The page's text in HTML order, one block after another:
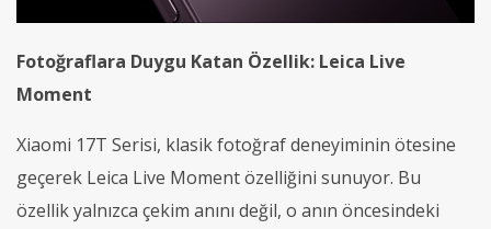
Fotoğraflara Duygu Katan Özellik: Leica Live
Moment
Xiaomi 17T Serisi, klasik fotoğraf deneyiminin ötesine
geçerek Leica Live Moment özelliğini sunuyor. Bu
özellik yalnızca çekim anını değil, o anın öncesindeki